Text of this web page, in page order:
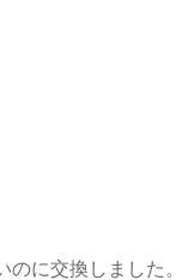
に交換しました。